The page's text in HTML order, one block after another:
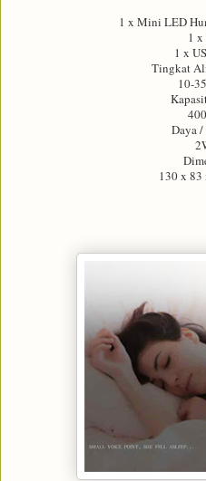
1 x Mini LED
1 x
1 x
Tingkat
10-
Daya /
130 x 83